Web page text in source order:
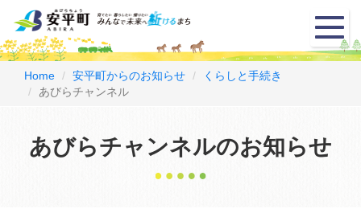
メ
ニ
ュ
Home 安平町からのお知らせ
くらしと手続き
あびらチャンネル
あびらチャンネルのお知らせ